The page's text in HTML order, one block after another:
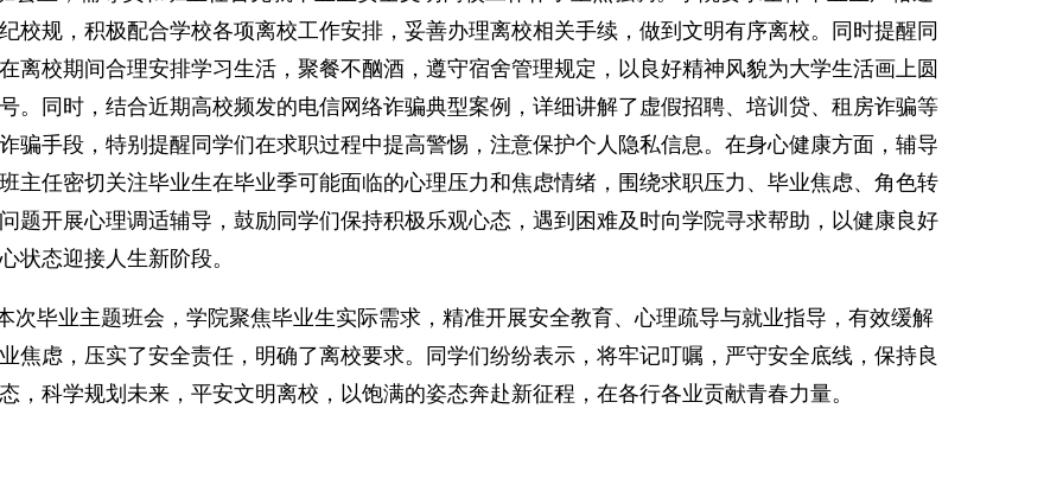
校规，积极配合学校各项离校工作安排，妥善办理离校相关手续，做到文明有序离校。同时提醒同
离校期间合理安排学习生活，聚餐不酗酒，遵守宿舍管理规定，以良好精神风貌为大学生活画上圆
。同时，结合近期高校频发的电信网络诈骗典型案例，详细讲解了虚假招聘、培训贷、租房诈骗等
骗手段，特别提醒同学们在求职过程中提高警惕，注意保护个人隐私信息。在身心健康方面，辅导
主任密切关注毕业生在毕业季可能面临的心理压力和焦虑情绪，围绕求职压力、毕业焦虑、角色转
题开展心理调适辅导，鼓励同学们保持积极乐观心态，遇到困难及时向学院寻求帮助，以健康良好
状态迎接人生新阶段。
次毕业主题班会，学院聚焦毕业生实际需求，精准开展安全教育、心理疏导与就业指导，有效缓解
焦虑，压实了安全责任，明确了离校要求。同学们纷纷表示，将牢记叮嘱，严守安全底线，保持良
，科学规划未来，平安文明离校，以饱满的姿态奔赴新征程，在各行各业贡献青春力量。